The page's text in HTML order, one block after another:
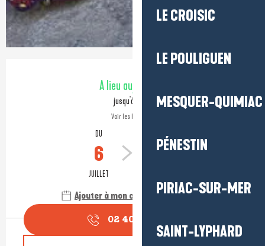
LE CROISIC
LE POULIGUEN
MESQUER-QUIMIAC
PÉNESTIN
PIRIAC-SUR-MER
SAINT-LYPHARD
Ouverture et coordonnées
A lieu aujourd'hui
jusqu'à 18:00
Voir les horaires
DU
6
JUILLET
15
Ajouter à mon calendrier Google
02 40 91 68